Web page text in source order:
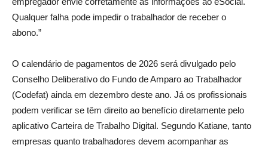
Qualquer falha pode impedir o trabalhador de receber o
abono.”
O calendário de pagamentos de 2026 será divulgado pelo
Conselho Deliberativo do Fundo de Amparo ao Trabalhador
(Codefat) ainda em dezembro deste ano. Já os profissionais
podem verificar se têm direito ao benefício diretamente pelo
aplicativo Carteira de Trabalho Digital. Segundo Katiane, tanto
empresas quanto trabalhadores devem acompanhar as